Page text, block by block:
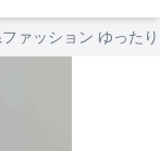
ァッション ゆった